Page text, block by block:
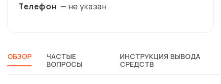
Телефон — не указан
ОБЗОР
ЧАСТЫЕ
ВОПРОСЫ
ИНСТРУКЦИЯ ВЫВОДА
СРЕДСТВ